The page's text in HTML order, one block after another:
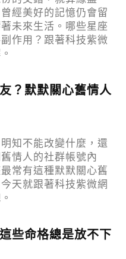
曾經美好的記憶仍會留
未來生活。哪些星座
作用？跟著科技紫微
？默默關心舊情人
知不能改變什麼，還
情人的社群帳號內
常有這種默默關心舊
天就跟著科技紫微網
些命格總是放不下